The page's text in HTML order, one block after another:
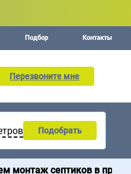
Подбор Контакты
Перезвоните мне
Подобрать
в пределах 200 км